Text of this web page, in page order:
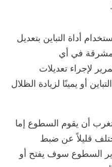
أداة التباين بتعديل
في أي
لإجراء تعديلات
أو يمينًا لزيادة الظلال
أن يقوم السطوع إما
قليلاً عن ضبط
السطوع سوف يفتح أو